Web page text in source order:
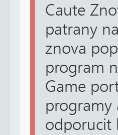
Caute
patrany
znova
program
Game
programy
odporucit